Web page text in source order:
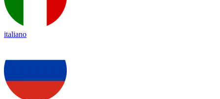
italiano